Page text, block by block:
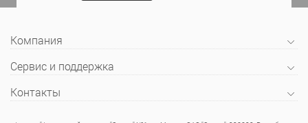
Компания
Сервис и поддержка
Контакты